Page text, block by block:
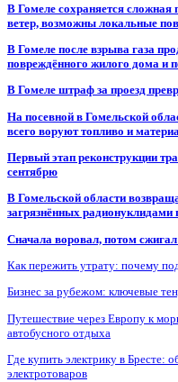
В Гомеле сохраняется
ветер, возможны локальные
В Гомеле после взрыва газа
повреждённого жилого дома и
В Гомеле штраф за проезд
На посевной в Гомельской
всего воруют топливо и
Первый этап реконструкции
сентябрю
В Гомельской области
загрязнённых
Сначала воровал, потом
Как пережить утрату: почему
Бизнес за рубежом: ключевые
Путешествие через Европу к
автобусного отдыха
Где купить электрику в Бресте:
электротоваров